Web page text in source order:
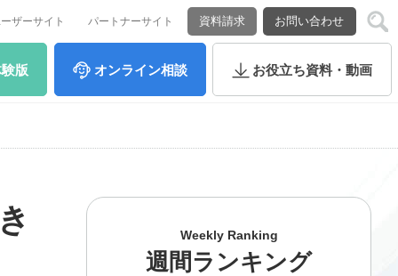
ザーサイト パートナーサイト 資料請求 お問い合わせ
版 オンライン相談 お役立ち資料・動画
Weekly Ranking
週間ランキング